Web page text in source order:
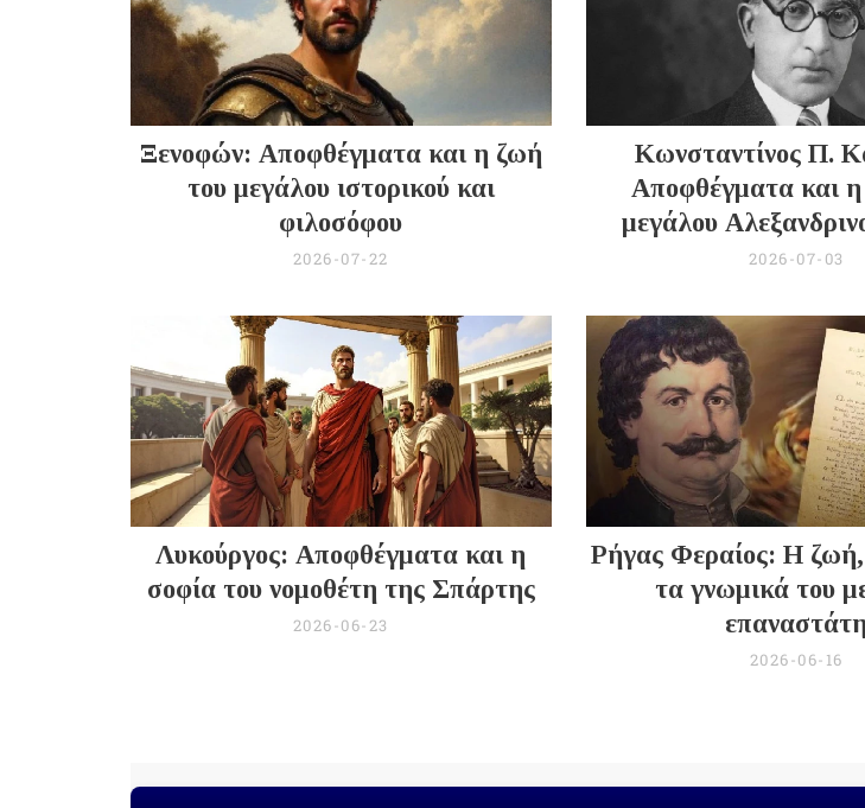
Ξενοφών: Αποφθέγματα και η ζωή
του μεγάλου ιστορικού και
φιλοσόφου
2026-07-22
Κωνσταντίνος Π.
Αποφθέγματα και
μεγάλου
2026-07-03
Λυκούργος: Αποφθέγματα και η
σοφία του νομοθέτη της Σπάρτης
2026-06-23
Ρήγας Φεραίος: Η ζωή,
τα γνωμικά του
επαναστάτη
2026-06-16